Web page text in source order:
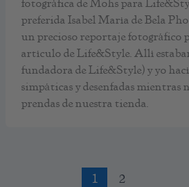
fotográfica de Mohs para
preferida Isabel María de Bela
un precioso reportaje fotográfico
artículo de Life&Style. Allí
fundadora de Life&Style) y yo
simpáticas y desenfadas mientras
prendas de nuestra tienda.
1 2